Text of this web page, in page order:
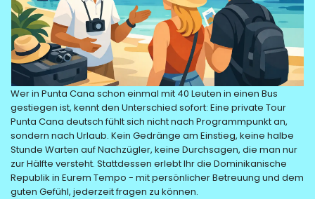
Wer in Punta Cana schon einmal mit 40 Leuten in einen Bus
gestiegen ist, kennt den Unterschied sofort: Eine private Tour
Punta Cana deutsch fühlt sich nicht nach Programmpunkt an,
sondern nach Urlaub. Kein Gedränge am Einstieg, keine halbe
Stunde Warten auf Nachzügler, keine Durchsagen, die man nur
zur Hälfte versteht. Stattdessen erlebt Ihr die Dominikanische
Republik in Eurem Tempo - mit persönlicher Betreuung und dem
guten Gefühl, jederzeit fragen zu können.